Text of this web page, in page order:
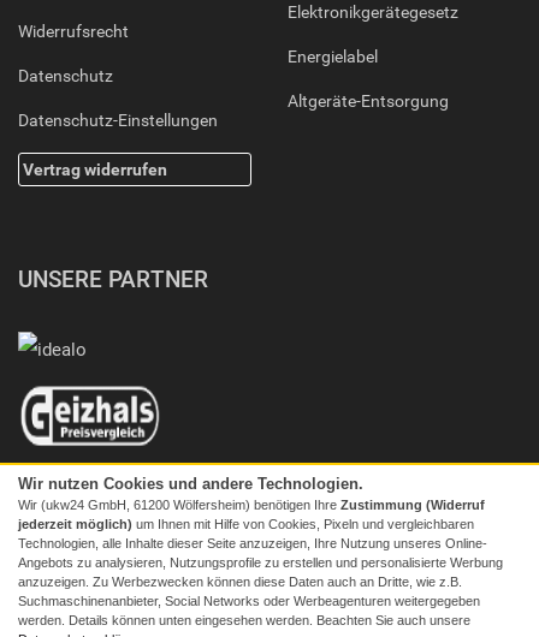
Widerrufsrecht
Datenschutz
Datenschutz-Einstellungen
Vertrag widerrufen
Elektronikgerätegesetz
Energielabel
Altgeräte-Entsorgung
UNSERE PARTNER
Wir nutzen Cookies und andere Technologien.
Wir (ukw24 GmbH, 61200 Wölfersheim) benötigen Ihre Zustimmung (Widerruf
jederzeit möglich) um Ihnen mit Hilfe von Cookies, Pixeln und vergleichbaren
Technologien, alle Inhalte dieser Seite anzuzeigen, Ihre Nutzung unseres Online-
Angebots zu analysieren, Nutzungsprofile zu erstellen und personalisierte Werbung
anzuzeigen. Zu Werbezwecken können diese Daten auch an Dritte, wie z.B.
Suchmaschinenanbieter, Social Networks oder Werbeagenturen weitergegeben
werden. Details können unten eingesehen werden. Beachten Sie auch unsere